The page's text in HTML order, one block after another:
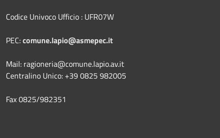
Codice Univoco Ufficio : UFR07W
PEC:comune.lapio@asmepec.it
Mail: ragioneria@comune.lapio.av.it
Centralino Unico: +39 0825 982005
Fax 0825/982351